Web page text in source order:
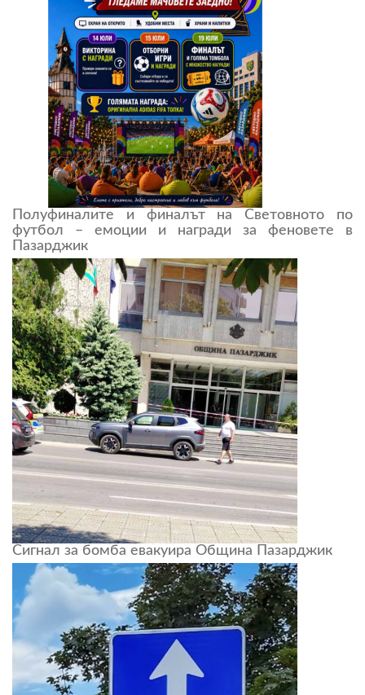
Полуфиналите и финалът на Световното по
футбол – емоции и награди за феновете в
Пазарджик
Сигнал за бомба евакуира Община Пазарджик